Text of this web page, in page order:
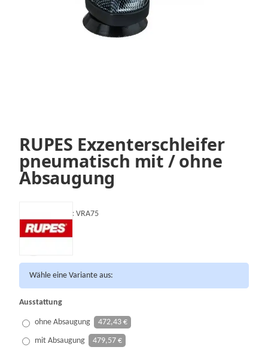
RUPES Exzenterschleifer
pneumatisch mit / ohne
Absaugung
Artikelnummer: VRA75
Wähle eine Variante aus:
Ausstattung
ohne Absaugung 472,43 €
mit Absaugung 479,57 €